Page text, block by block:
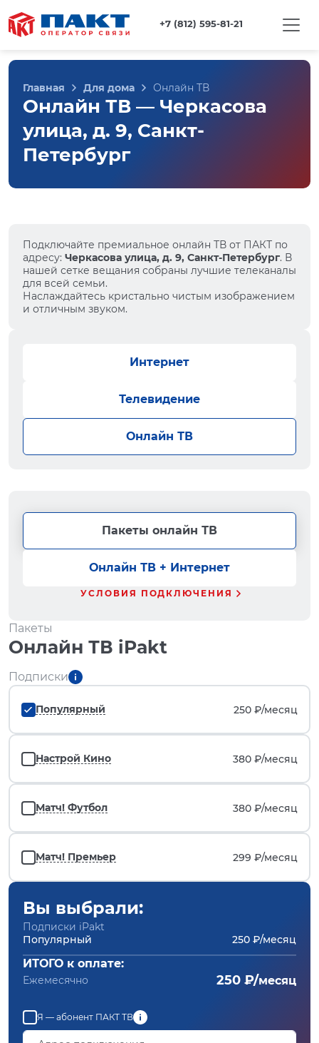
+7 (812) 595-81-21
Главная Для дома Онлайн ТВ
Онлайн ТВ — Черкасова
улица, д. 9, Санкт-
Петербург
Подключайте премиальное онлайн ТВ от ПАКТ по
адресу: Черкасова улица, д. 9, Санкт-Петербург. В
нашей сетке вещания собраны лучшие телеканалы
для всей семьи.
Наслаждайтесь кристально чистым изображением
и отличным звуком.
Интернет
Телевидение
Онлайн ТВ
Пакеты онлайн ТВ
Онлайн ТВ + Интернет
УСЛОВИЯ ПОДКЛЮЧЕНИЯ
Пакеты
Онлайн ТВ iPakt
Подписки
Популярный 250 ₽/месяц
Настрой Кино 380 ₽/месяц
Матч! Футбол 380 ₽/месяц
Матч! Премьер 299 ₽/месяц
Вы выбрали:
Подписки iPakt
Популярный
250 ₽/месяц
ИТОГО к оплате:
Ежемесячно 250 ₽/месяц
Я — абонент ПАКТ ТВ